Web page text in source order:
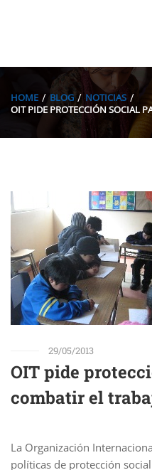
HOME BLOG
NOTICIAS
OIT PIDE PROTECCIÓN SOCIAL
29/05/2013
OIT pide
combatir el
La Organización
políticas de protección